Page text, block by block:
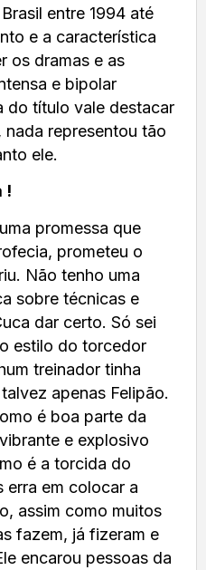
entre 1994 até
e a característica
os dramas e as
e bipolar
do título vale destacar
nada representou tão
ele.
!
promessa que
prometeu o
Não tenho uma
sobre técnicas e
dar certo. Só sei
estilo do torcedor
treinador tinha
apenas Felipão.
é boa parte da
e explosivo
é a torcida do
erra em colocar a
assim como muitos
fazem, já fizeram e
encarou pessoas da